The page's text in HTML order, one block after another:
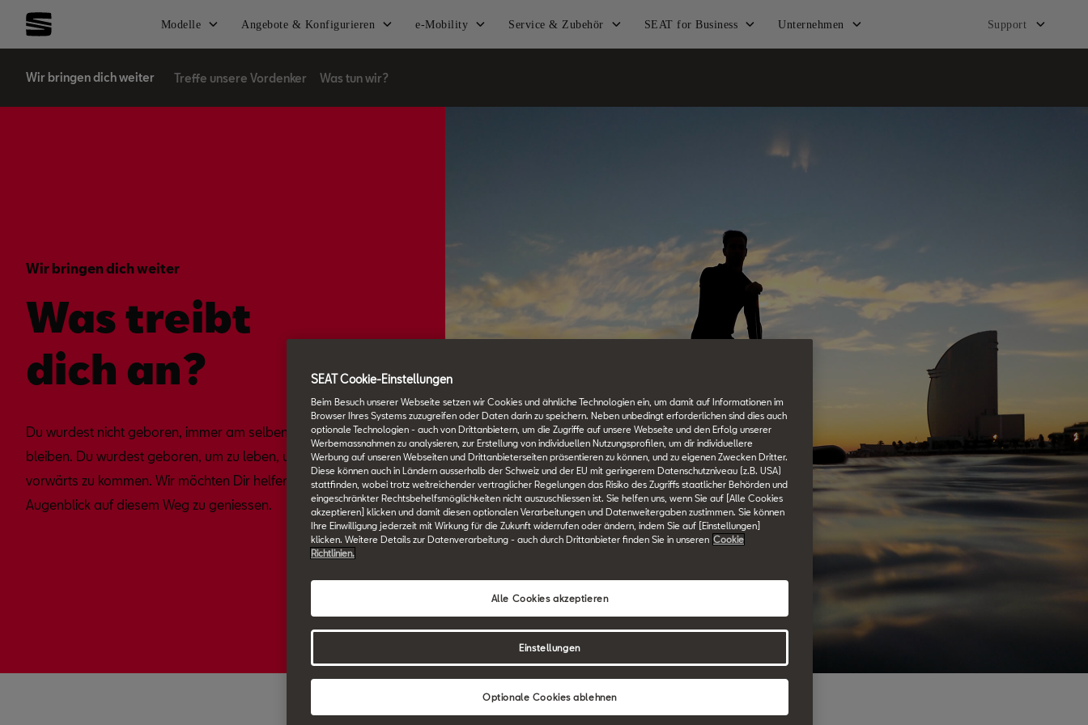
Modelle Angebote & Konfigurieren e-Mobility Service & Zubehör SEAT for Business Unternehmen Support
Wir bringen dich weiter Treffe unsere Vordenker Was tun wir?
Wir bringen dich weiter
Was treibt
dich an?
Du wurdest nicht geboren, immer am selben Ort zu
bleiben. Du wurdest geboren, um zu leben, um
vorwärts zu kommen. Wir möchten Dir helfen, jeden
Augenblick auf diesem Weg zu geniessen.
SEAT Cookie-Einstellungen
Beim Besuch unserer Webseite setzen wir Cookies und ähnliche Technologien ein, um damit auf Informationen im
Browser Ihres Systems zuzugreifen oder Daten darin zu speichern. Neben unbedingt erforderlichen sind dies auch
optionale Technologien - auch von Drittanbietern, um die Zugriffe auf unsere Webseite und den Erfolg unserer
Werbemassnahmen zu analysieren, zur Erstellung von individuellen Nutzungsprofilen, um dir individuellere
Werbung auf unseren Webseiten und Drittanbieterseiten präsentieren zu können, und zu eigenen Zwecken Dritter.
Diese können auch in Ländern ausserhalb der Schweiz und der EU mit geringerem Datenschutzniveau (z.B. USA)
stattfinden, wobei trotz weitreichender vertraglicher Regelungen das Risiko des Zugriffs staatlicher Behörden und
eingeschränkter Rechtsbehelfsmöglichkeiten nicht auszuschliessen ist. Sie helfen uns, wenn Sie auf [Alle Cookies
akzeptieren] klicken und damit diesen optionalen Verarbeitungen und Datenweitergaben zustimmen. Sie können
Ihre Einwilligung jederzeit mit Wirkung für die Zukunft widerrufen oder ändern, indem Sie auf [Einstellungen]
klicken. Weitere Details zur Datenverarbeitung - auch durch Drittanbieter finden Sie in unseren Cookie
Richtlinien.
Optionale Cookies ablehnen
Alle Cookies akzeptieren
Einstellungen